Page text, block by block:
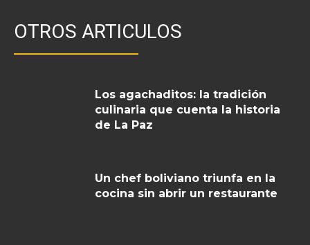
OTROS ARTICULOS
Los agachaditos: la tradición
culinaria que cuenta la historia
de La Paz
Un chef boliviano triunfa en la
cocina sin abrir un restaurante